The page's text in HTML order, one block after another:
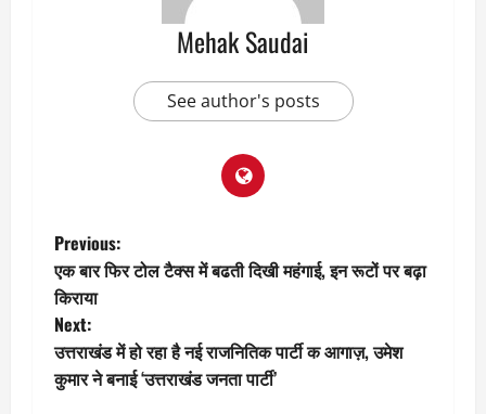
Mehak Saudai
See author's posts
P
o
s
t
Previous:
एक बार फिर टोल टैक्स में बढती दिखी महंगाई, इन रूटों पर बढ़ा
किराया
Next:
उत्तराखंड में हो रहा है नई राजनितिक पार्टी क आगाज़, उमेश
कुमार ने बनाई ‘उत्तराखंड जनता पार्टी’